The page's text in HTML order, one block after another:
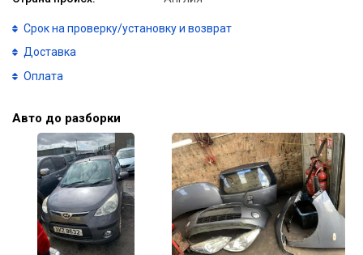
Срок на проверку/установку и возврат
Доставка
Оплата
Авто до разборки